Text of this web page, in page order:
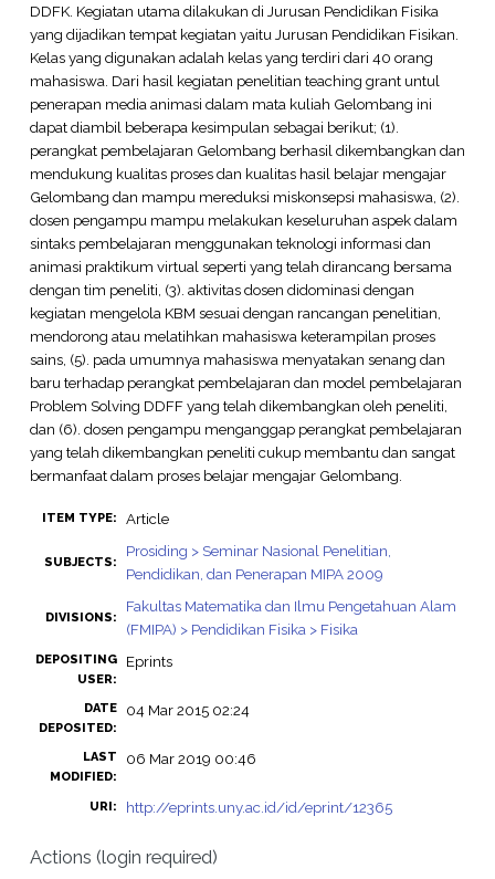
DDFK. Kegiatan utama dilakukan di Jurusan Pendidikan Fisika
yang dijadikan tempat kegiatan yaitu Jurusan Pendidikan Fisikan.
Kelas yang digunakan adalah kelas yang terdiri dari 40 orang
mahasiswa. Dari hasil kegiatan penelitian teaching grant untul
penerapan media animasi dalam mata kuliah Gelombang ini
dapat diambil beberapa kesimpulan sebagai berikut; (1).
perangkat pembelajaran Gelombang berhasil dikembangkan dan
mendukung kualitas proses dan kualitas hasil belajar mengajar
Gelombang dan mampu mereduksi miskonsepsi mahasiswa, (2).
dosen pengampu mampu melakukan keseluruhan aspek dalam
sintaks pembelajaran menggunakan teknologi informasi dan
animasi praktikum virtual seperti yang telah dirancang bersama
dengan tim peneliti, (3). aktivitas dosen didominasi dengan
kegiatan mengelola KBM sesuai dengan rancangan penelitian,
mendorong atau melatihkan mahasiswa keterampilan proses
sains, (5). pada umumnya mahasiswa menyatakan senang dan
baru terhadap perangkat pembelajaran dan model pembelajaran
Problem Solving DDFF yang telah dikembangkan oleh peneliti,
dan (6). dosen pengampu menganggap perangkat pembelajaran
yang telah dikembangkan peneliti cukup membantu dan sangat
bermanfaat dalam proses belajar mengajar Gelombang.
ITEM TYPE: Article
SUBJECTS:
Prosiding > Seminar Nasional Penelitian,
Pendidikan, dan Penerapan MIPA 2009
DIVISIONS:
Fakultas Matematika dan Ilmu Pengetahuan Alam
(FMIPA) > Pendidikan Fisika > Fisika
DEPOSITING
USER:
Eprints
DATE
DEPOSITED:
04 Mar 2015 02:24
LAST
MODIFIED:
06 Mar 2019 00:46
URI: http://eprints.uny.ac.id/id/eprint/12365
Actions (login required)